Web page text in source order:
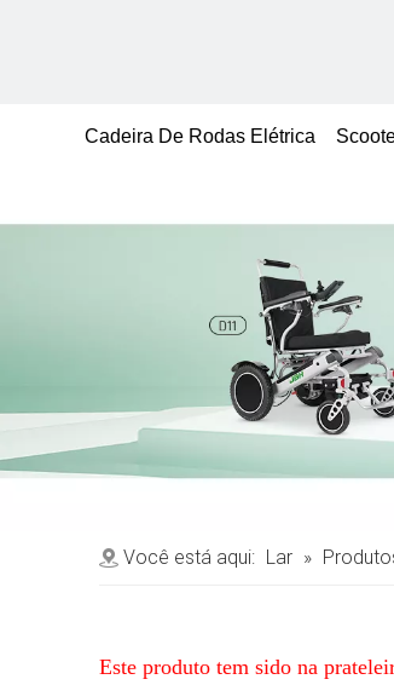
Cadeira De Rodas Elétrica
Você está aqui: Lar »
Este produto tem sido na